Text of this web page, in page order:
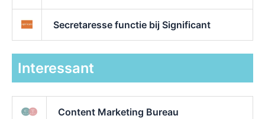
Secretaresse functie bij Significant
Interessant
Content Marketing Bureau